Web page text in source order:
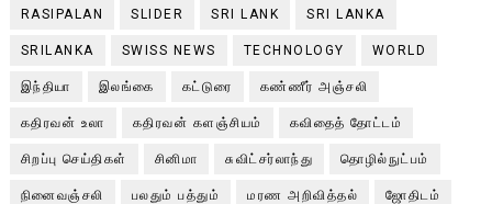
RASIPALAN SLIDER SRI LANK SRI LANKA
SRILANKA SWISS NEWS TECHNOLOGY WORLD
இந்தியா இலங்கை கட்டுரை கண்ணீர் அஞ்சலி
கதிரவன் உலா கதிரவன் களஞ்சியம் கவிதைத் தோட்டம்
சிறப்பு செய்திகள் சினிமா சுவிட்சர்லாந்து தொழில்நுட்பம்
நினைவஞ்சலி பலதும் பத்தும் மரண அறிவித்தல் ஜோதிடம்